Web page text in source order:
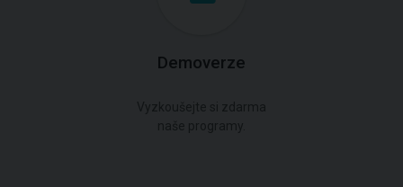
Demoverze